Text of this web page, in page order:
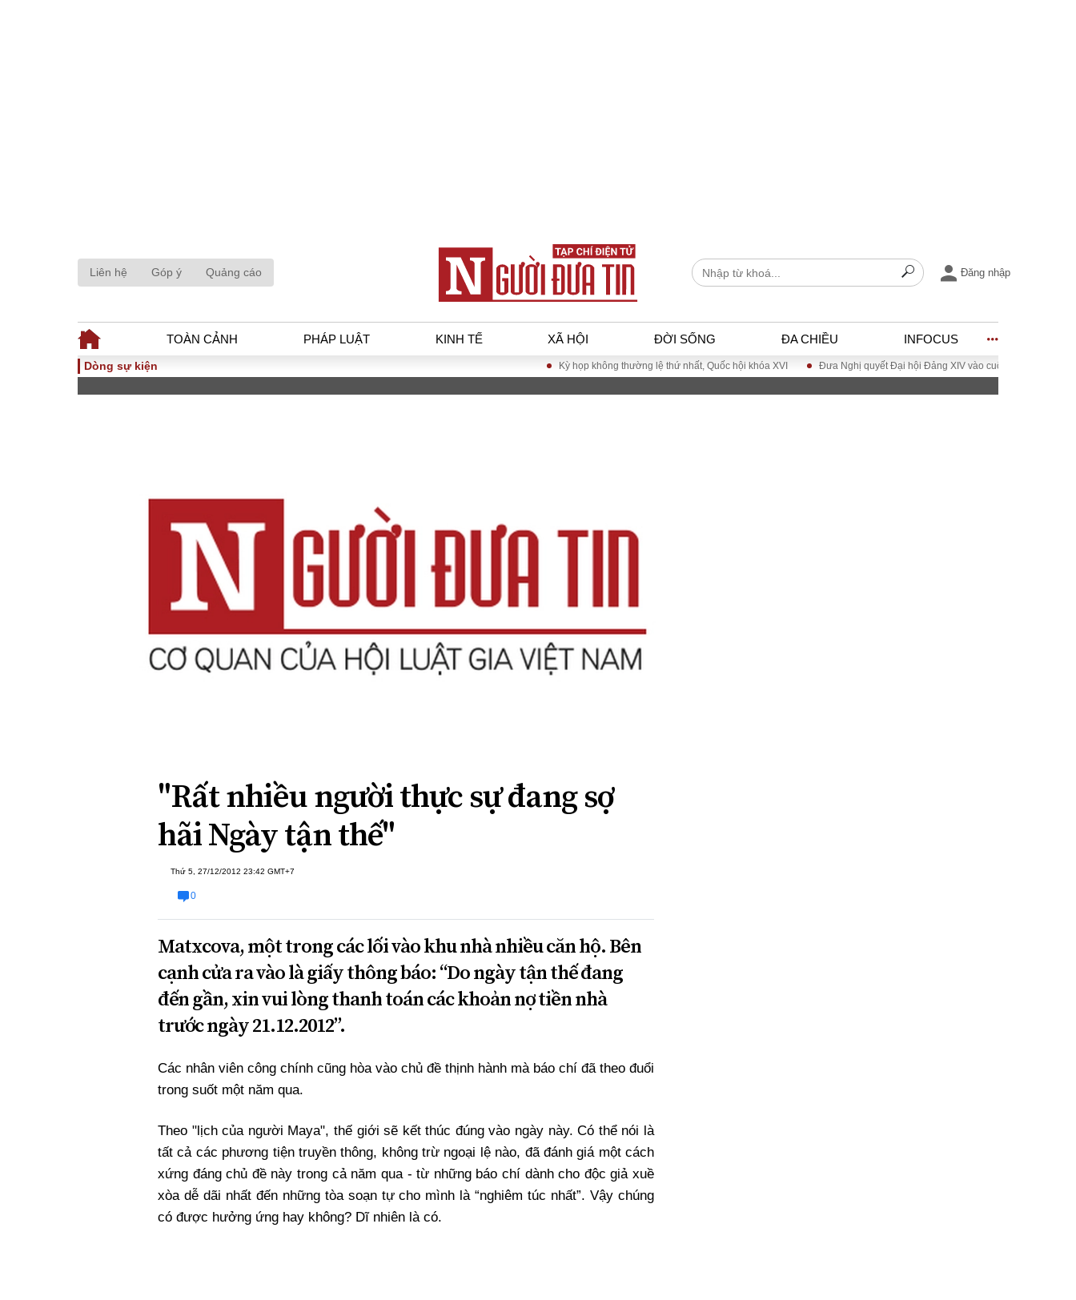
Liên hệ Góp ý Quảng cáo Đăng nhập
TOÀN CẢNH PHÁP LUẬT KINH TẾ XÃ HỘI ĐỜI SỐNG ĐA CHIỀU INFOCUS
TOÀN CẢNH PHÁP LUẬT
Tiếng nói công dân
An ninh - Hình sự
KINH TẾ
nghiệp
Tiêu dùng và dư
luận
Công nghệ
XÃ HỘI ĐỜI SỐNG
ĐA CHIỀU INFOCUS
Dòng sự kiện Kỳ họp không thường lệ thứ nhất, Quốc hội khóa XVI Đưa Nghị quyết Đại hội Đảng XIV vào cuộc sống
"Rất nhiều người thực sự đang sợ
hãi Ngày tận thế"
Thứ 5, 27/12/2012 23:42 GMT+7
0
Matxcova, một trong các lối vào khu nhà nhiều căn hộ. Bên
cạnh cửa ra vào là giấy thông báo: “Do ngày tận thế đang
đến gần, xin vui lòng thanh toán các khoản nợ tiền nhà
trước ngày 21.12.2012”.
Các nhân viên công chính cũng hòa vào chủ đề thịnh hành mà báo chí đã theo đuổi
trong suốt một năm qua.
Theo "lịch của người Maya", thế giới sẽ kết thúc đúng vào ngày này. Có thể nói là
tất cả các phương tiện truyền thông, không trừ ngoại lệ nào, đã đánh giá một cách
xứng đáng chủ đề này trong cả năm qua - từ những báo chí dành cho độc giả xuề
xòa dễ dãi nhất đến những tòa soạn tự cho mình là “nghiêm túc nhất”. Vậy chúng
có được hưởng ứng hay không? Dĩ nhiên là có.